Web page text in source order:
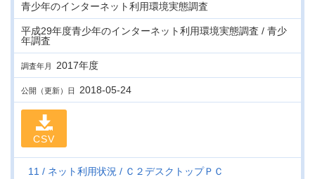
青少年のインターネット利用環境実態調査
平成29年度青少年のインターネット利用環境実態調査 / 青少
年調査
調査年月 2017年度
公開（更新）日 2018-05-24
CSV
11 ネット利用状況 Ｃ２デスクトップＰＣ